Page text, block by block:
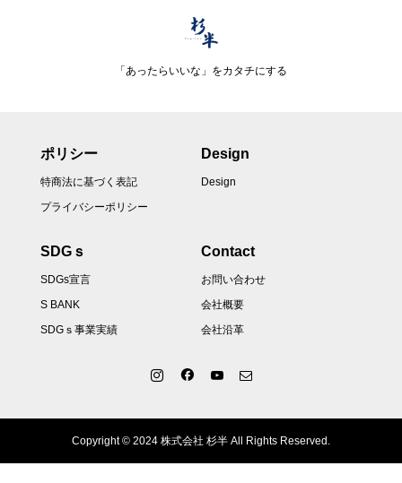
「あったらいいな」をカタチにする
ポリシー
特商法に基づく表記
プライバシーポリシー
Design
Design
SDGｓ
SDGs宣言
S BANK
SDGｓ事業実績
Contact
お問い合わせ
会社概要
会社沿革
Copyright © 2024 株式会社 杉半 All Rights Reserved.